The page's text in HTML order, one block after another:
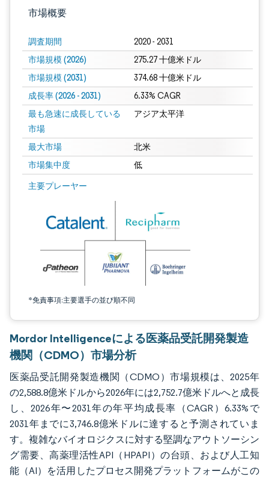
市場概要
調査期間 2020 - 2031
市場規模 (2026) 275.27 十億米ドル
市場規模 (2031) 374.68 十億米ドル
成長率 (2026 - 2031) 6.33% CAGR
最も急速に成長している
市場
アジア太平洋
最大市場 北米
市場集中度 低
主要プレーヤー
*免責事項:主要選手の並び順不同
画像 © Mordor Intelligence。再利用にはCC BY 4.0の表示が必要です。
Mordor Intelligenceによる医薬品受託開発製造
機関（CDMO）市場分析
医薬品受託開発製造機関（CDMO）市場規模は、2025年
の2,588.8億米ドルから2026年には2,752.7億米ドルへと成長
し、2026年〜2031年の年平均成長率（CAGR）6.33%で
2031年までに3,746.8億米ドルに達すると予測されていま
す。複雑なバイオロジクスに対する堅調なアウトソーシン
グ需要、高薬理活性API（HPAPI）の台頭、および人工知
能（AI）を活用したプロセス開発プラットフォームがこの